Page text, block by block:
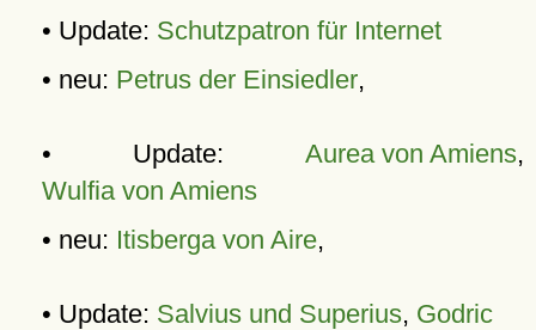
• Update: Schutzpatron für Internet
• neu: Petrus der Einsiedler,
• Update: Aurea von Amiens,
Wulfia von Amiens
• neu: Itisberga von Aire,
• Update: Salvius und Superius, Godric